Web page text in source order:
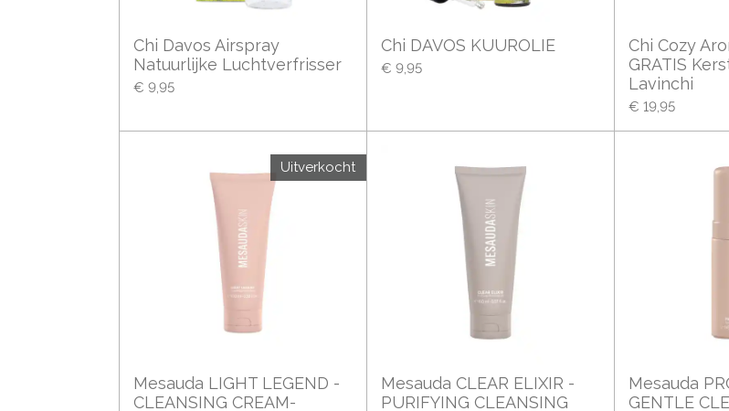
Chi Davos Airspray
Natuurlijke Luchtverfrisser
€ 9,95
Chi DAVOS KUUROLIE
€ 9,95
Chi Cozy
GRATIS
Lavinchi
€ 19,95
Uitverkocht
Mesauda LIGHT LEGEND -
CLEANSING CREAM-
Mesauda CLEAR ELIXIR -
PURIFYING CLEANSING
Mesauda
GENTLE